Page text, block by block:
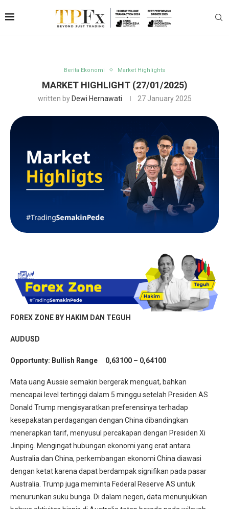
Berita Ekonomi Market Highlights
MARKET HIGHLIGHT (27/01/2025)
written by Dewi Hernawati 27 January 2025
FOREX ZONE BY HAKIM DAN TEGUH
AUDUSD
Opportunty: Bullish Range 0,63100 – 0,64100
Mata uang Aussie semakin bergerak menguat, bahkan
mencapai level tertinggi dalam 5 minggu setelah Presiden AS
Donald Trump mengisyaratkan preferensinya terhadap
kesepakatan perdagangan dengan China dibandingkan
menerapkan tarif, menyusul percakapan dengan Presiden Xi
Jinping. Mengingat hubungan ekonomi yang erat antara
Australia dan China, perkembangan ekonomi China diawasi
dengan ketat karena dapat berdampak signifikan pada pasar
Australia. Trump juga meminta Federal Reserve AS untuk
menurunkan suku bunga. Di dalam negeri, data menunjukkan